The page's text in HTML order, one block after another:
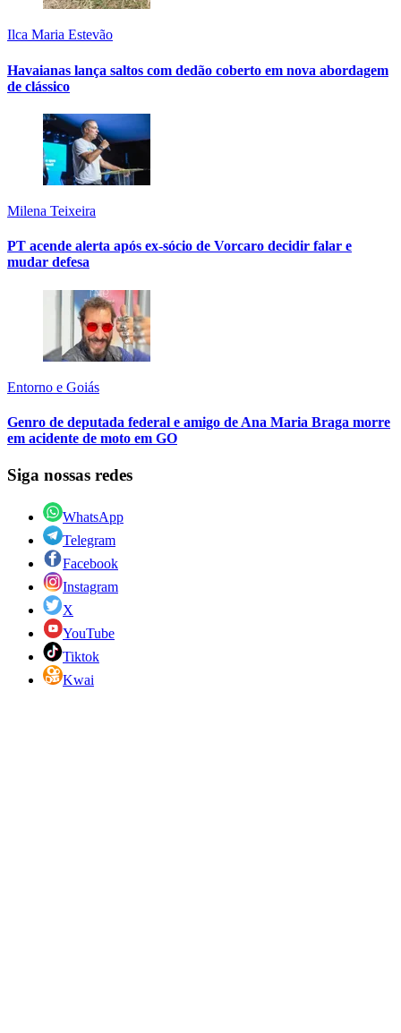
Ilca Maria Estevão
Havaianas lança saltos com dedão coberto em nova abordagem
de clássico
Milena Teixeira
PT acende alerta após ex-sócio de Vorcaro decidir falar e
mudar defesa
Entorno e Goiás
Genro de deputada federal e amigo de Ana Maria Braga morre
em acidente de moto em GO
Siga nossas redes
WhatsApp
Telegram
Facebook
Instagram
X
YouTube
Tiktok
Kwai